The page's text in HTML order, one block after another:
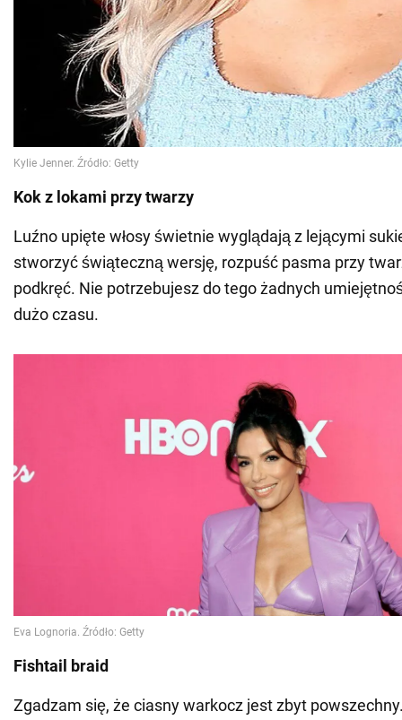
Kok z lokami przy twarzy
Luźno upięte włosy świetnie wyglądają z lejącymi
stworzyć świąteczną wersję, rozpuść pasma przy
podkręć. Nie potrzebujesz do tego żadnych
dużo czasu.
Fishtail braid
Zgadzam się, że ciasny warkocz jest zbyt